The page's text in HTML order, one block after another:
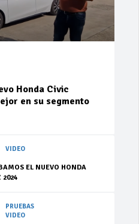
Honda Civic
en su segmento
VIDEO
EL NUEVO HONDA
2024
PRUEBAS
VIDEO